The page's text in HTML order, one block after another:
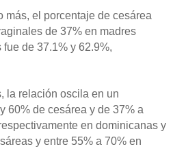
más, el porcentaje de cesárea
de 37% en madres
de 37.1% y 62.9%,
la relación oscila en un
60% de cesárea y de 37% a
en dominicanas y
y entre 55% a 70% en